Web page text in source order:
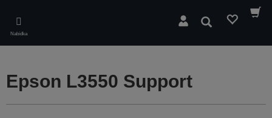
main
content
Nabídka
Hledat
Epson L3550 Support